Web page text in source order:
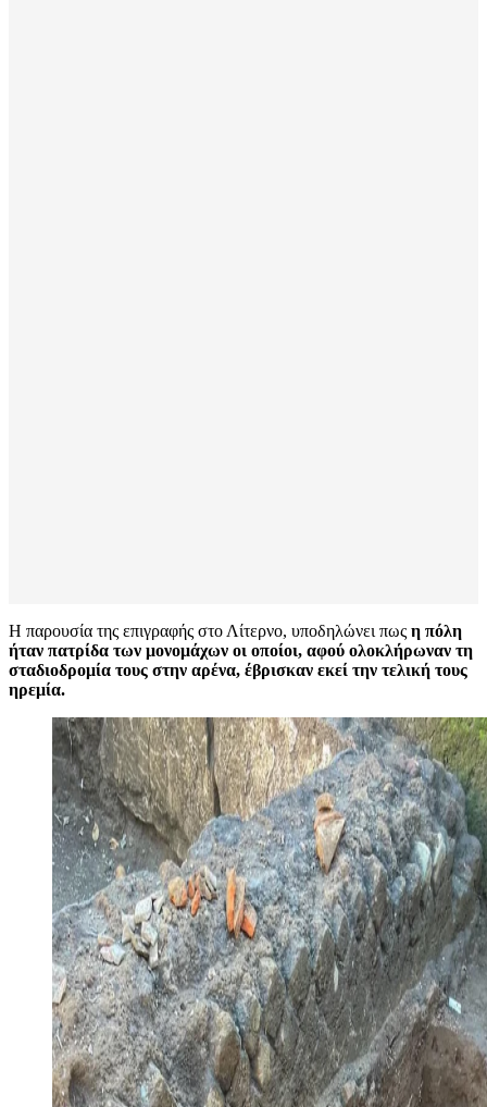
Η παρουσία της επιγραφής στο Λίτερνο, υποδηλώνει πως η πόλη
ήταν πατρίδα των μονομάχων οι οποίοι, αφού ολοκλήρωναν τη
σταδιοδρομία τους στην αρένα, έβρισκαν εκεί την τελική τους
ηρεμία.